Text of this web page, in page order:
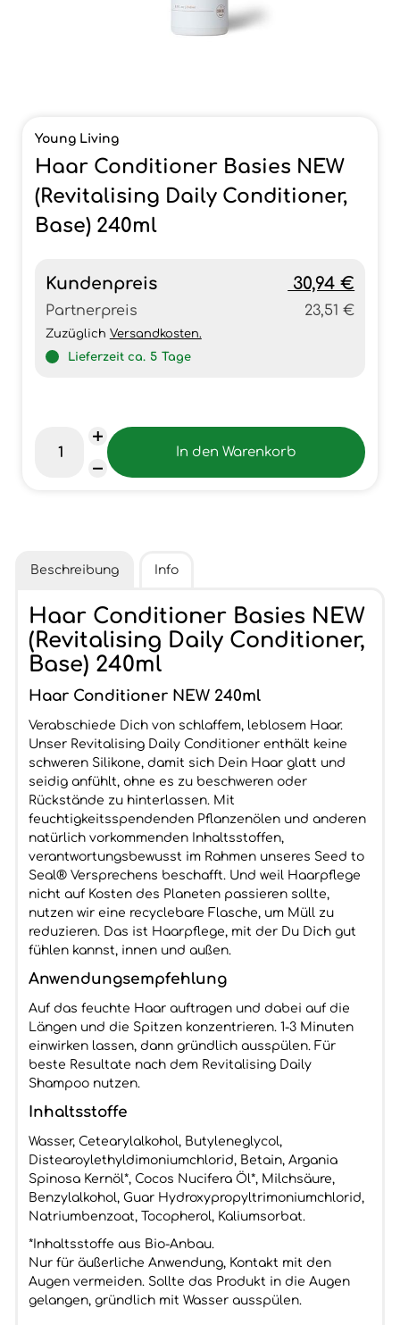
Young Living
Haar Conditioner Basies NEW
(Revitalising Daily Conditioner,
Base) 240ml
Kundenpreis 30,94 €
Partnerpreis 23,51 €
Zuzüglich Versandkosten.
Lieferzeit ca. 5 Tage
Beschreibung Info
Haar Conditioner Basies NEW
(Revitalising Daily Conditioner,
Base) 240ml
Haar Conditioner NEW 240ml
Verabschiede Dich von schlaffem, leblosem Haar.
Unser Revitalising Daily Conditioner enthält keine
schweren Silikone, damit sich Dein Haar glatt und
seidig anfühlt, ohne es zu beschweren oder
Rückstände zu hinterlassen. Mit
feuchtigkeitsspendenden Pflanzenölen und anderen
natürlich vorkommenden Inhaltsstoffen,
verantwortungsbewusst im Rahmen unseres Seed to
Seal® Versprechens beschafft. Und weil Haarpflege
nicht auf Kosten des Planeten passieren sollte,
nutzen wir eine recyclebare Flasche, um Müll zu
reduzieren. Das ist Haarpflege, mit der Du Dich gut
fühlen kannst, innen und außen.
Anwendungsempfehlung
Auf das feuchte Haar auftragen und dabei auf die
Längen und die Spitzen konzentrieren. 1-3 Minuten
einwirken lassen, dann gründlich ausspülen. Für
beste Resultate nach dem Revitalising Daily
Shampoo nutzen.
Inhaltsstoffe
Wasser, Cetearylalkohol, Butyleneglycol,
Distearoylethyldimoniumchlorid, Betain, Argania
Spinosa Kernöl*, Cocos Nucifera Öl*, Milchsäure,
Benzylalkohol, Guar Hydroxypropyltrimoniumchlorid,
Natriumbenzoat, Tocopherol, Kaliumsorbat.
*Inhaltsstoffe aus Bio-Anbau.
Nur für äußerliche Anwendung, Kontakt mit den
Augen vermeiden. Sollte das Produkt in die Augen
gelangen, gründlich mit Wasser ausspülen.